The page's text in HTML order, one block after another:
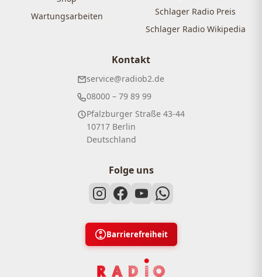
Wartungsarbeiten
Schlager Radio Preis
Schlager Radio Wikipedia
Kontakt
service@radiob2.de
08000 – 79 89 99
Pfalzburger Straße 43-44
10717 Berlin
Deutschland
Folge uns
Barrierefreiheit